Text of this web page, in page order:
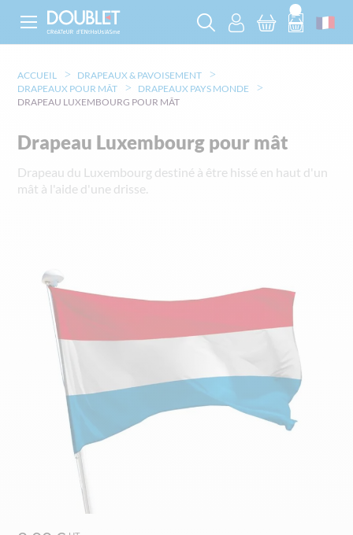
ACCUEIL
DRAPEAUX & PAVOISEMENT
DRAPEAUX POUR MÂT
DRAPEAUX PAYS MONDE
DRAPEAU LUXEMBOURG POUR MÂT
Drapeau Luxembourg pour mât
Drapeau du Luxembourg destiné à être hissé en haut d'un
mât à l'aide d'une drisse.
images